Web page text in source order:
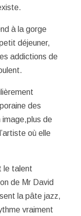
à la gorge
déjeuner,
addictions de
des
image,plus de
où elle
le talent
de Mr David
la pâte jazz,
vraiment